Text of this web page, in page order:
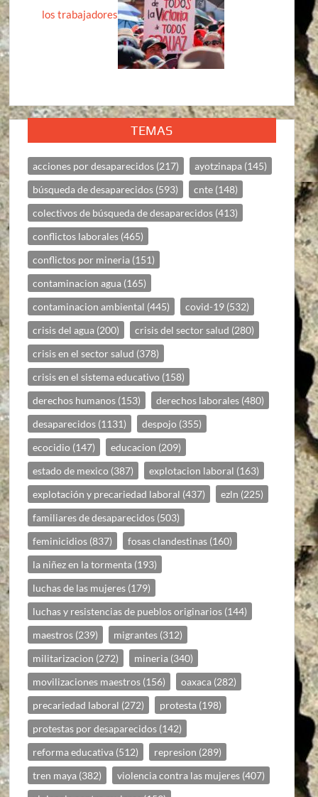
los trabajadores
TEMAS
acciones por desaparecidos (217) ayotzinapa (145)
búsqueda de desaparecidos (593) cnte (148)
colectivos de búsqueda de desaparecidos (413)
conflictos laborales (465)
conflictos por mineria (151)
contaminacion agua (165)
contaminacion ambiental (445) covid-19 (532)
crisis del agua (200) crisis del sector salud (280)
crisis en el sector salud (378)
crisis en el sistema educativo (158)
derechos humanos (153) derechos laborales (480)
desaparecidos (1131) despojo (355)
ecocidio (147) educacion (209)
estado de mexico (387) explotacion laboral (163)
explotación y precariedad laboral (437) ezln (225)
familiares de desaparecidos (503)
feminicidios (837) fosas clandestinas (160)
la niñez en la tormenta (193)
luchas de las mujeres (179)
luchas y resistencias de pueblos originarios (144)
maestros (239) migrantes (312)
militarizacion (272) mineria (340)
movilizaciones maestros (156) oaxaca (282)
precariedad laboral (272) protesta (198)
protestas por desaparecidos (142)
reforma educativa (512) represion (289)
tren maya (382) violencia contra las mujeres (407)